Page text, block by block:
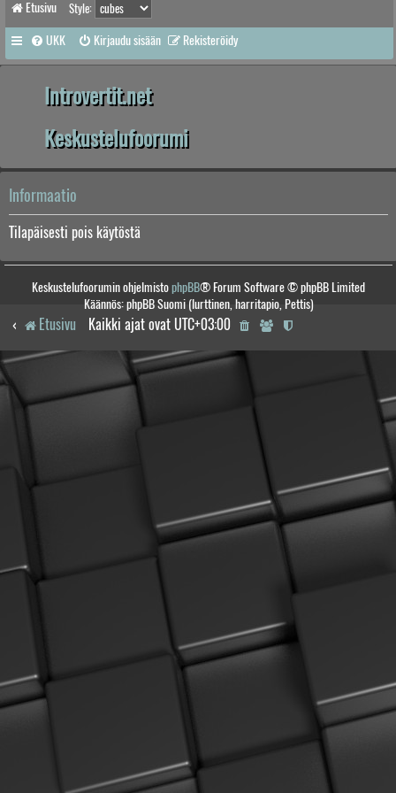
Etusivu Style:
UKK Kirjaudu sisään Rekisteröidy
Introvertit.net
Keskustelufoorumi
Informaatio
Tilapäisesti pois käytöstä
Keskustelufoorumin ohjelmistophpBB® Forum Software © phpBB Limited
Käännös: phpBB Suomi (lurttinen, harritapio, Pettis)
Etusivu Kaikki ajat ovat UTC+03:00